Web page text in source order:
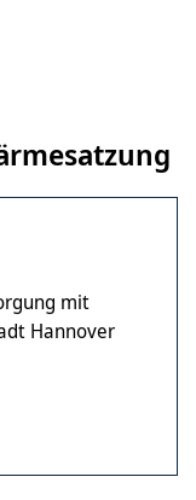
mit
Hannover